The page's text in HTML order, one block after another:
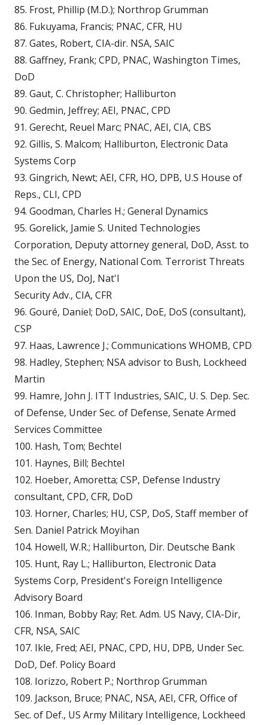
85. Frost, Phillip (M.D.); Northrop Grumman
86. Fukuyama, Francis; PNAC, CFR, HU
87. Gates, Robert, CIA-dir. NSA, SAIC
88. Gaffney, Frank; CPD, PNAC, Washington Times,
DoD
89. Gaut, C. Christopher; Halliburton
90. Gedmin, Jeffrey; AEI, PNAC, CPD
91. Gerecht, Reuel Marc; PNAC, AEI, CIA, CBS
92. Gillis, S. Malcom; Halliburton, Electronic Data
Systems Corp
93. Gingrich, Newt; AEI, CFR, HO, DPB, U.S House of
Reps., CLI, CPD
94. Goodman, Charles H.; General Dynamics
95. Gorelick, Jamie S. United Technologies
Corporation, Deputy attorney general, DoD, Asst. to
the Sec. of Energy, National Com. Terrorist Threats
Upon the US, DoJ, Nat'l
Security Adv., CIA, CFR
96. Gouré, Daniel; DoD, SAIC, DoE, DoS (consultant),
CSP
97. Haas, Lawrence J.; Communications WHOMB, CPD
98. Hadley, Stephen; NSA advisor to Bush, Lockheed
Martin
99. Hamre, John J. ITT Industries, SAIC, U. S. Dep. Sec.
of Defense, Under Sec. of Defense, Senate Armed
Services Committee
100. Hash, Tom; Bechtel
101. Haynes, Bill; Bechtel
102. Hoeber, Amoretta; CSP, Defense Industry
consultant, CPD, CFR, DoD
103. Horner, Charles; HU, CSP, DoS, Staff member of
Sen. Daniel Patrick Moyihan
104. Howell, W.R.; Halliburton, Dir. Deutsche Bank
105. Hunt, Ray L.; Halliburton, Electronic Data
Systems Corp, President's Foreign Intelligence
Advisory Board
106. Inman, Bobby Ray; Ret. Adm. US Navy, CIA-Dir,
CFR, NSA, SAIC
107. Ikle, Fred; AEI, PNAC, CPD, HU, DPB, Under Sec.
DoD, Def. Policy Board
108. Iorizzo, Robert P.; Northrop Grumman
109. Jackson, Bruce; PNAC, NSA, AEI, CFR, Office of
Sec. of Def., US Army Military Intelligence, Lockheed